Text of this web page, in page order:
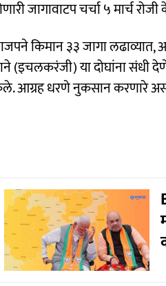
जागावाटप चर्चा ५ मार्च
किमान ३३ जागा
(इचलकरंजी) या दोघांना संधी
आग्रह धरणे नुकसान करणारे